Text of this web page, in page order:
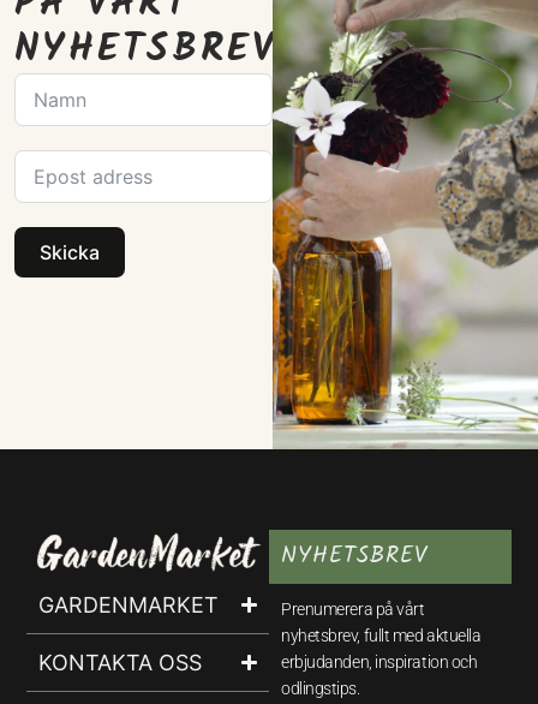
NYHETSBREV
Skicka
GARDENMARKET
KONTAKTA OSS
NYHETSBREV
Prenumerera på vårt
nyhetsbrev, fullt med aktuella
erbjudanden, inspiration och
odlingstips.